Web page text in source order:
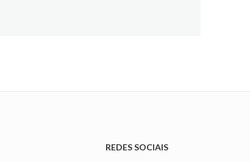
REDES SOCIAIS